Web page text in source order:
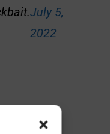
July 5,
2022